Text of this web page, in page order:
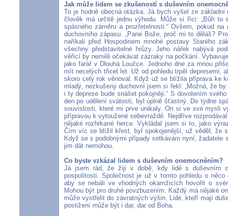
Jak může lidem se zkušeností s duševním
To je hodně obecná otázka. Já bych vyšel ze
člověk má určitě jednu výhodu. Může si říci: „Bůh
spásného záměru a prozřetelnosti.“ Ovšem, pokud
duchovního zápasu. „Pane Bože, proč mi to děláš?
naříkali před Hospodinem mnohé postavy Starého
všechny představitelné hrůzy. Jeho nářek nabývá
věřící by neměli očekávat zázraky na počkání.
jako farář v Dlouhá Loučce. Jednoho dne za mnou
mít necelých třicet let. Už od pohledu trpěl depresemi,
skoro celý rok věnoval. Když už se blížila příprava ke
mladý, nezkušený duchovní jsem si řekl: „Možná, že
i ty deprese bude snášet pokojněji.“ S dovolením
den po udělení svátosti, byl úplně šťastný. Do týdne
souvislosti, které mi prve unikaly. On si ve své mysli
přípravou k vytoužené sebevraždě. Nejdříve
nějaké rozhrkané herce. Vykládal jsem si to, jako
Čím víc se blížil křest, byl spokojenější, už věděl, že
Když se s podobnými případy setkávám nyní,
jim dát nemohou.
Co byste vzkázal lidem s duševním onemocněním?
Já jsem rád, že žiji v době, kdy lidé s duševním
pospolitosti. Společnost je už v tomto pohledu o
aby se nebáli ve vhodných okamžicích hovořit o
Mohou být pro druhé povzbuzením. Každý má nějaké
může vystřelit do závratných výšin. Lidé, kteří mají
postižení může být i dar, dar od Boha.